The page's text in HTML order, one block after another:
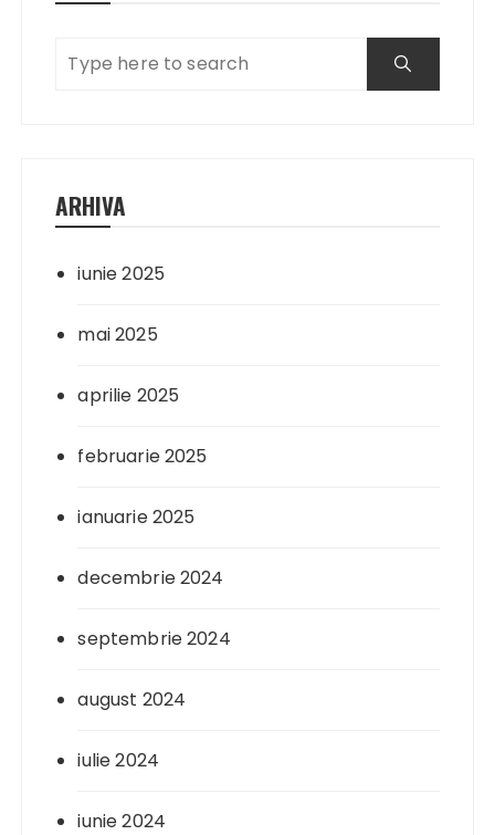
ARHIVA
iunie 2025
mai 2025
aprilie 2025
februarie 2025
ianuarie 2025
decembrie 2024
septembrie 2024
august 2024
iulie 2024
iunie 2024